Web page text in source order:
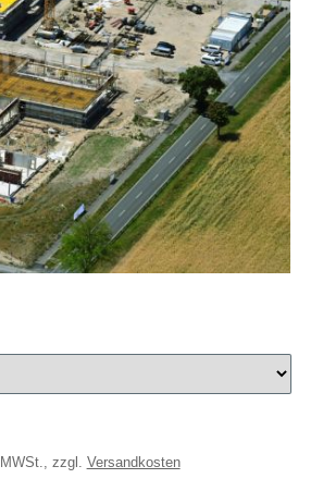
MWSt., zzgl. Versandkosten